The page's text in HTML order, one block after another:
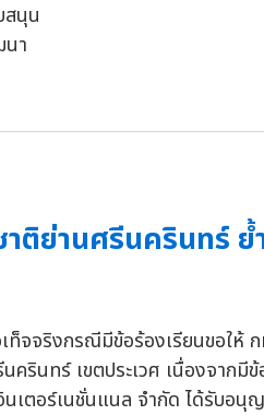
สนุน
า
ติย่านศรีนครินทร์ ย้
จจริงกรณีมีข้อร้องเรียนขอให้
ครินทร์ เขตประเวศ เนื่องจาก
ตอร์เนชั่นแนล จำกัด ได้รับอนุ